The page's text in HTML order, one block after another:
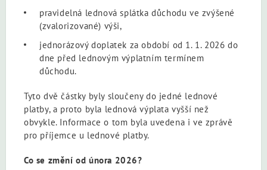
pravidelná lednová splátka důchodu ve zvýšené
(zvalorizované) výši,
jednorázový doplatek za období od 1. 1. 2026 do
dne před lednovým výplatním termínem
důchodu.
Tyto dvě částky byly sloučeny do jedné lednové
platby, a proto byla lednová výplata vyšší než
obvykle. Informace o tom byla uvedena i ve zprávě
pro příjemce u lednové platby.
Co se změní od února 2026?